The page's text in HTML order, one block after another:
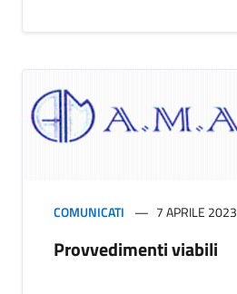
COMUNICATI 7 APRILE 2023
Provvedimenti viabili